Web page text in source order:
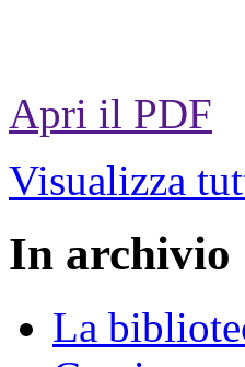
Apri il PDF
Visualizza
In archivio
La